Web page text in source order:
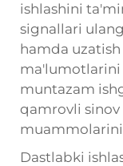
ishlashini
signallari
hamda
ma'lumotlarini
muntazam
qamrovli sinov
Dastlabki